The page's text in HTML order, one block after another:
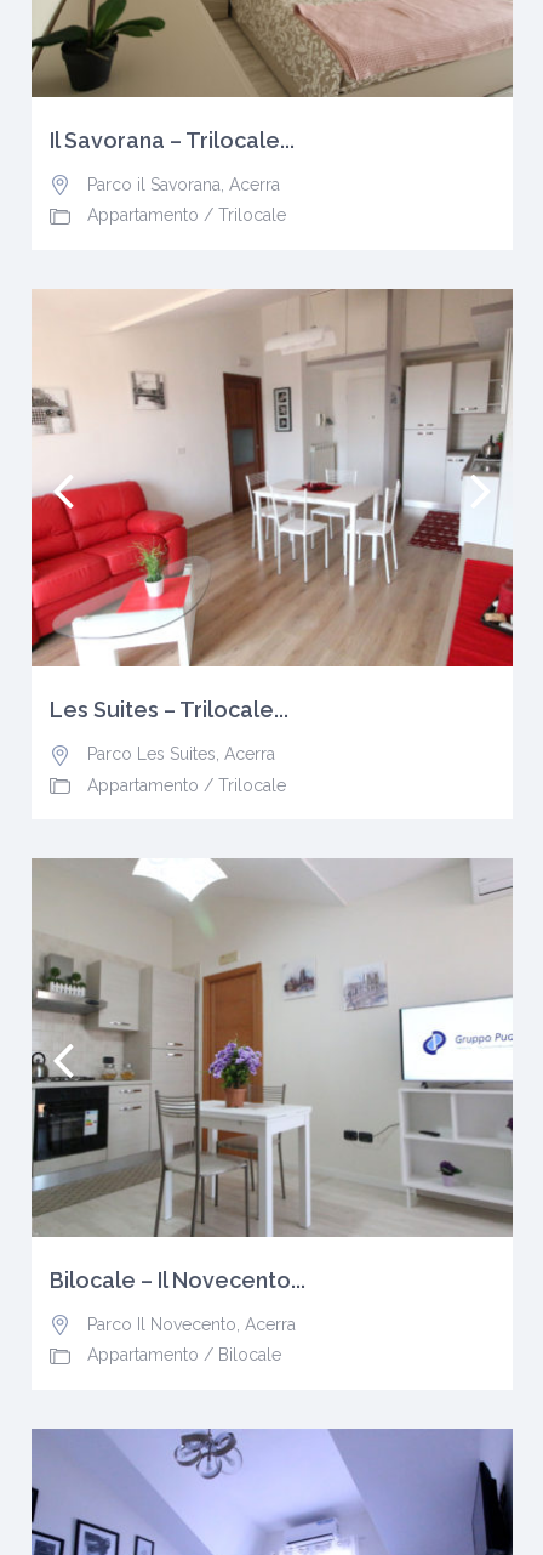
Il Savorana – Trilocale...
Parco il Savorana Acerra
Appartamento / Trilocale
Les Suites – Trilocale...
Parco Les Suites, Acerra
Appartamento / Trilocale
Bilocale – Il Novecento...
Parco Il Novecento Acerra
Appartamento / Bilocale